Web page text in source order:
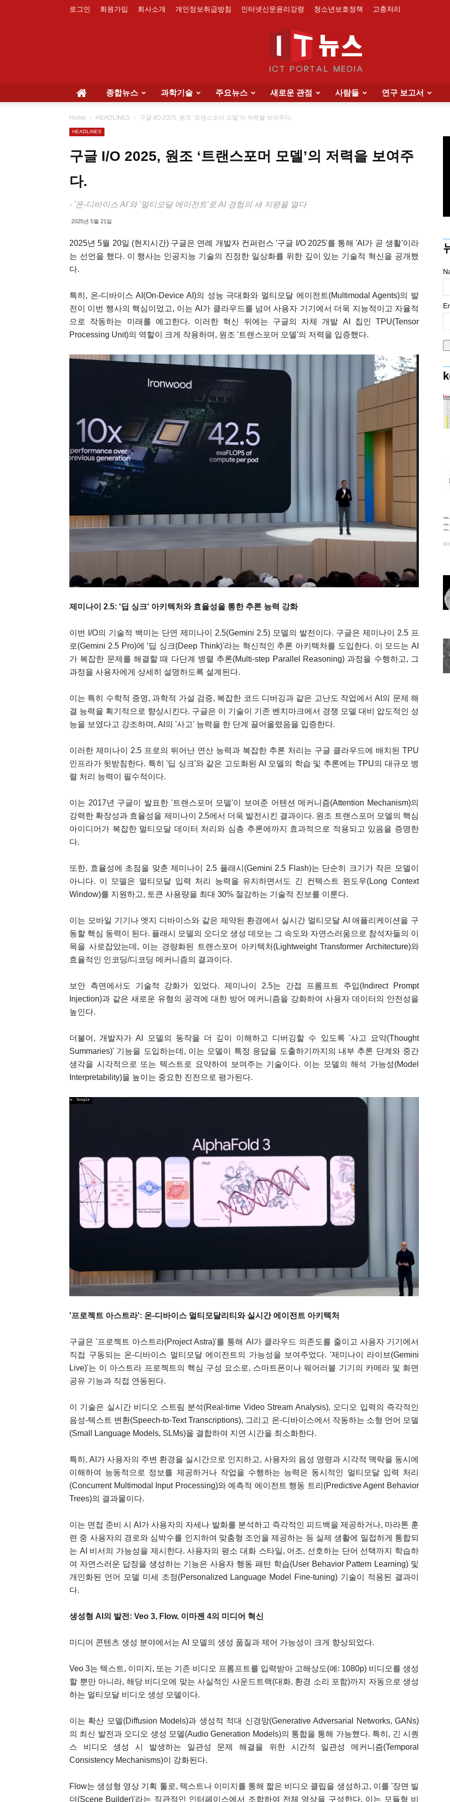
로그인 회원가입 회사소개 개인정보취급방침 인터넷신문윤리강령 청소년보호정책 고충처리
종합뉴스 과학기술 주요뉴스 새로운 관점 사람들 연구 보고서
Home HEADLINES 구글 I/O 2025, 원조 ‘트랜스포머 모델’의 저력을 보여주다.
HEADLINES
구글 I/O 2025, 원조 ‘트랜스포머 모델’의 저력을 보여주
다.
- '온-디바이스 AI'와 '멀티모달 에이전트'로 AI 경험의 새 지평을 열다
2025년 5월 21일
2025년 5월 20일 (현지시간) 구글은 연례 개발자 컨퍼런스 '구글 I/O 2025'를 통해 'AI가 곧 생활'이라
는 선언을 했다. 이 행사는 인공지능 기술의 진정한 일상화를 위한 깊이 있는 기술적 혁신을 공개했
다.
특히, 온-디바이스 AI(On-Device AI)의 성능 극대화와 멀티모달 에이전트(Multimodal Agents)의 발
전이 이번 행사의 핵심이었고, 이는 AI가 클라우드를 넘어 사용자 기기에서 더욱 지능적이고 자율적
으로 작동하는 미래를 예고한다. 이러한 혁신 뒤에는 구글의 자체 개발 AI 칩인 TPU(Tensor
Processing Unit)의 역할이 크게 작용하며, 원조 '트랜스포머 모델'의 저력을 입증했다.
제미나이 2.5: '딥 싱크' 아키텍처와 효율성을 통한 추론 능력 강화
이번 I/O의 기술적 백미는 단연 제미나이 2.5(Gemini 2.5) 모델의 발전이다. 구글은 제미나이 2.5 프
로(Gemini 2.5 Pro)에 ‘딥 싱크(Deep Think)'라는 혁신적인 추론 아키텍처를 도입한다. 이 모드는 AI
가 복잡한 문제를 해결할 때 다단계 병렬 추론(Multi-step Parallel Reasoning) 과정을 수행하고, 그
과정을 사용자에게 상세히 설명하도록 설계된다.
이는 특히 수학적 증명, 과학적 가설 검증, 복잡한 코드 디버깅과 같은 고난도 작업에서 AI의 문제 해
결 능력을 획기적으로 향상시킨다. 구글은 이 기술이 기존 벤치마크에서 경쟁 모델 대비 압도적인 성
능을 보였다고 강조하며, AI의 '사고' 능력을 한 단계 끌어올렸음을 입증한다.
이러한 제미나이 2.5 프로의 뛰어난 연산 능력과 복잡한 추론 처리는 구글 클라우드에 배치된 TPU
인프라가 뒷받침한다. 특히 '딥 싱크'와 같은 고도화된 AI 모델의 학습 및 추론에는 TPU의 대규모 병
렬 처리 능력이 필수적이다.
이는 2017년 구글이 발표한 '트랜스포머 모델'이 보여준 어텐션 메커니즘(Attention Mechanism)의
강력한 확장성과 효율성을 제미나이 2.5에서 더욱 발전시킨 결과이다. 원조 트랜스포머 모델의 핵심
아이디어가 복잡한 멀티모달 데이터 처리와 심층 추론에까지 효과적으로 적용되고 있음을 증명한
다.
또한, 효율성에 초점을 맞춘 제미나이 2.5 플래시(Gemini 2.5 Flash)는 단순히 크기가 작은 모델이
아니다. 이 모델은 멀티모달 입력 처리 능력을 유지하면서도 긴 컨텍스트 윈도우(Long Context
Window)를 지원하고, 토큰 사용량을 최대 30% 절감하는 기술적 진보를 이룬다.
이는 모바일 기기나 엣지 디바이스와 같은 제약된 환경에서 실시간 멀티모달 AI 애플리케이션을 구
동할 핵심 동력이 된다. 플래시 모델의 오디오 생성 데모는 그 속도와 자연스러움으로 참석자들의 이
목을 사로잡았는데, 이는 경량화된 트랜스포머 아키텍처(Lightweight Transformer Architecture)와
효율적인 인코딩/디코딩 메커니즘의 결과이다.
보안 측면에서도 기술적 강화가 있었다. 제미나이 2.5는 간접 프롬프트 주입(Indirect Prompt
Injection)과 같은 새로운 유형의 공격에 대한 방어 메커니즘을 강화하여 사용자 데이터의 안전성을
높인다.
더불어, 개발자가 AI 모델의 동작을 더 깊이 이해하고 디버깅할 수 있도록 '사고 요약(Thought
Summaries)' 기능을 도입하는데, 이는 모델이 특정 응답을 도출하기까지의 내부 추론 단계와 중간
생각을 시각적으로 또는 텍스트로 요약하여 보여주는 기술이다. 이는 모델의 해석 가능성(Model
Interpretability)을 높이는 중요한 진전으로 평가된다.
'프로젝트 아스트라': 온-디바이스 멀티모달리티와 실시간 에이전트 아키텍처
구글은 '프로젝트 아스트라(Project Astra)'를 통해 AI가 클라우드 의존도를 줄이고 사용자 기기에서
직접 구동되는 온-디바이스 멀티모달 에이전트의 가능성을 보여주었다. '제미나이 라이브(Gemini
Live)'는 이 아스트라 프로젝트의 핵심 구성 요소로, 스마트폰이나 웨어러블 기기의 카메라 및 화면
공유 기능과 직접 연동된다.
이 기술은 실시간 비디오 스트림 분석(Real-time Video Stream Analysis), 오디오 입력의 즉각적인
음성-텍스트 변환(Speech-to-Text Transcriptions), 그리고 온-디바이스에서 작동하는 소형 언어 모델
(Small Language Models, SLMs)을 결합하여 지연 시간을 최소화한다.
특히, AI가 사용자의 주변 환경을 실시간으로 인지하고, 사용자의 음성 명령과 시각적 맥락을 동시에
이해하여 능동적으로 정보를 제공하거나 작업을 수행하는 능력은 동시적인 멀티모달 입력 처리
(Concurrent Multimodal Input Processing)와 예측적 에이전트 행동 트리(Predictive Agent Behavior
Trees)의 결과물이다.
이는 면접 준비 시 AI가 사용자의 자세나 발화를 분석하고 즉각적인 피드백을 제공하거나, 마라톤 훈
련 중 사용자의 경로와 심박수를 인지하여 맞춤형 조언을 제공하는 등 실제 생활에 밀접하게 통합되
는 AI 비서의 가능성을 제시한다. 사용자의 평소 대화 스타일, 어조, 선호하는 단어 선택까지 학습하
여 자연스러운 답장을 생성하는 기능은 사용자 행동 패턴 학습(User Behavior Pattern Learning) 및
개인화된 언어 모델 미세 조정(Personalized Language Model Fine-tuning) 기술이 적용된 결과이
다.
생성형 AI의 발전: Veo 3, Flow, 이마젠 4의 미디어 혁신
미디어 콘텐츠 생성 분야에서는 AI 모델의 생성 품질과 제어 가능성이 크게 향상되었다.
Veo 3는 텍스트, 이미지, 또는 기존 비디오 프롬프트를 입력받아 고해상도(예: 1080p) 비디오를 생성
할 뿐만 아니라, 해당 비디오에 맞는 사실적인 사운드트랙(대화, 환경 소리 포함)까지 자동으로 생성
하는 멀티모달 비디오 생성 모델이다.
이는 확산 모델(Diffusion Models)과 생성적 적대 신경망(Generative Adversarial Networks, GANs)
의 최신 발전과 오디오 생성 모델(Audio Generation Models)의 통합을 통해 가능했다. 특히, 긴 시퀀
스 비디오 생성 시 발생하는 일관성 문제 해결을 위한 시간적 일관성 메커니즘(Temporal
Consistency Mechanisms)이 강화된다.
Flow는 생성형 영상 기획 툴로, 텍스트나 이미지를 통해 짧은 비디오 클립을 생성하고, 이를 '장면 빌
더(Scene Builder)'라는 직관적인 인터페이스에서 조합하여 전체 영상을 구성한다. 이는 모듈형 비